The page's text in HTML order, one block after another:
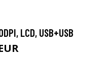
LCD, USB+USB